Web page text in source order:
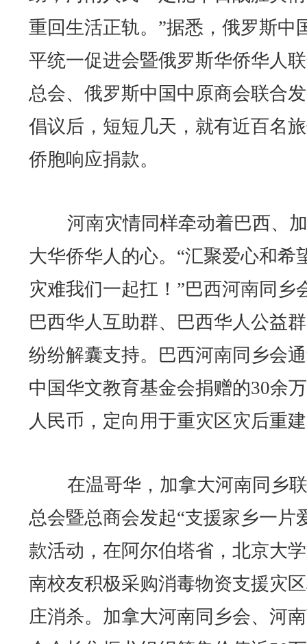
重回生活正轨。”据悉，俄罗斯中
平统一促进会暨俄罗斯华侨华人
总会、俄罗斯中国中原商会联合
倡议后，短短几天，就有近百名
侨胞响应捐款。
河南灾情同样牵动着巴西、
大华侨华人的心。“汇聚爱心和希
灾难我们一起扛！”巴西河南同乡
巴西华人互助群、巴西华人公益
纷纷解囊支持。巴西河南同乡会
中国华文教育基金会捐赠的30余
人民币，定向用于重灾区灾后重
在温哥华，加拿大河南同乡
总会暨总商会发起“支援家乡一片
款活动，在阿尔伯塔省，北京大
南校友积极采购消毒物资支援灾
庄消杀。加拿大河南同乡会、河